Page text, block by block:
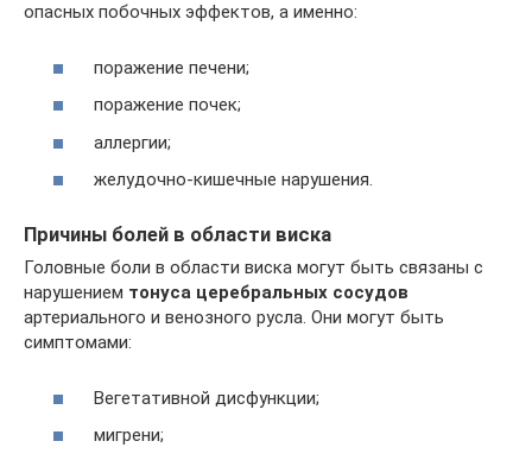
опасных побочных эффектов, а именно:
поражение печени;
поражение почек;
аллергии;
желудочно-кишечные нарушения.
Причины болей в области виска
Головные боли в области виска могут быть связаны с
нарушением тонуса церебральных сосудов
артериального и венозного русла. Они могут быть
симптомами:
Вегетативной дисфункции;
мигрени;